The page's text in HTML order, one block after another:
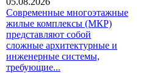
Современные многоэтажные
жилые комплексы (МКР)
представляют собой
сложные архитектурные и
инженерные системы,
требующие...